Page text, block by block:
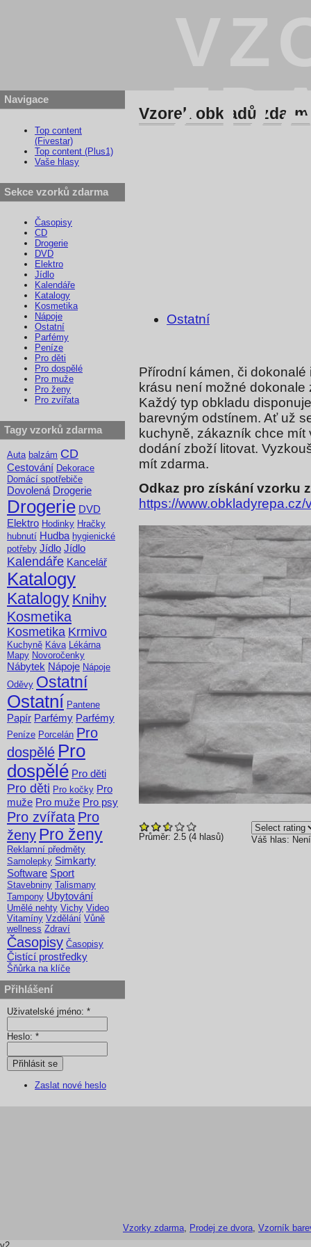
Vzorek obkladů
Ostatní
Přírodní kámen, či
krásu není možné
Každý typ obkladu
barevným odstínem. Ať už
kuchyně, zákazník chce
dodání zboží litovat.
mít zdarma.
Odkaz pro získání vzorku
https://www.obkladyrepa.cz/
Průměr: 2.5 (4 hlasů) Váš hlas: Není
Navigace
Top content
(Fivestar)
Top content (Plus1)
Vaše hlasy
Sekce vzorků zdarma
Časopisy
CD
Drogerie
DVD
Elektro
Jídlo
Kalendáře
Katalogy
Kosmetika
Nápoje
Ostatní
Parfémy
Peníze
Pro děti
Pro dospělé
Pro muže
Pro ženy
Pro zvířata
Tagy vzorků zdarma
Auta balzám CD
Cestování Dekorace
Domácí spotřebiče
Dovolená Drogerie
Drogerie DVD
Elektro Hodinky Hračky
hubnutí Hudba hygienické
potřeby Jídlo Jídlo
Kalendáře Kancelář
Katalogy
Katalogy Knihy
Kosmetika
Kosmetika Krmivo
Kuchyně Káva Lékárna
Mapy Novoročenky
Nábytek Nápoje Nápoje
Oděvy Ostatní
Ostatní Pantene
Papír Parfémy Parfémy
Peníze Porcelán Pro
dospělé Pro
dospělé Pro děti
Pro děti Pro kočky Pro
muže Pro muže Pro psy
Pro zvířata Pro
ženy Pro ženy
Reklamní předměty
Samolepky Simkarty
Software Sport
Stavebniny Talismany
Tampony Ubytování
Umělé nehty Vichy Video
Vitamíny Vzdělání Vůně
wellness Zdraví
Časopisy Časopisy
Čistící prostředky
Šňůrka na klíče
Přihlášení
Uživatelské jméno: *
Heslo: *
Zaslat nové heslo
Vzorky zdarma Prodej ze dvora Vzorník